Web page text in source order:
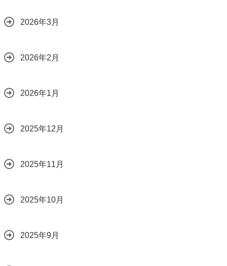
2026年3月
2026年2月
2026年1月
2025年12月
2025年11月
2025年10月
2025年9月